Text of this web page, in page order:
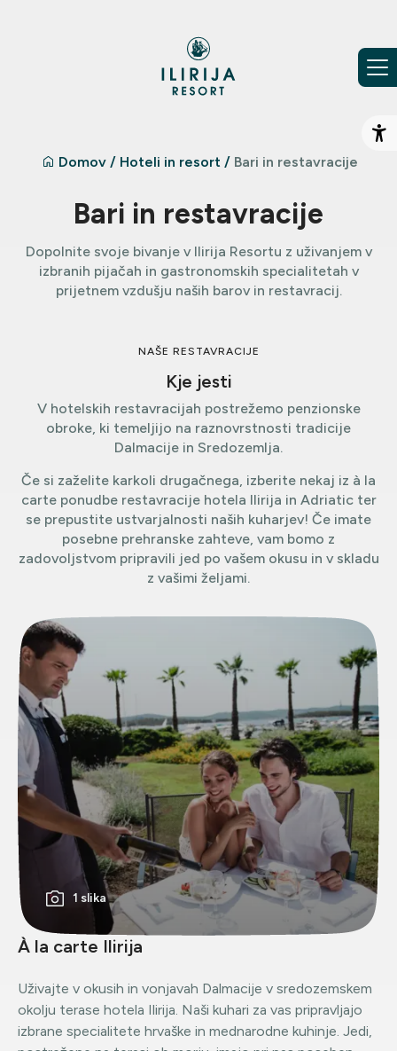
Domov/ Hoteli in resort / Bari in restavracije
Bari in restavracije
Dopolnite svoje bivanje v Ilirija Resortu z uživanjem v
izbranih pijačah in gastronomskih specialitetah v
prijetnem vzdušju naših barov in restavracij.
NAŠE RESTAVRACIJE
Kje jesti
V hotelskih restavracijah postrežemo penzionske
obroke, ki temeljijo na raznovrstnosti tradicije
Dalmacije in Sredozemlja.
Če si zaželite karkoli drugačnega, izberite nekaj iz à la
carte ponudbe restavracije hotela Ilirija in Adriatic ter
se prepustite ustvarjalnosti naših kuharjev! Če imate
posebne prehranske zahteve, vam bomo z
zadovoljstvom pripravili jed po vašem okusu in v skladu
z vašimi željami.
1 slika
À la carte Ilirija
Uživajte v okusih in vonjavah Dalmacije v sredozemskem
okolju terase hotela Ilirija. Naši kuhari za vas pripravljajo
izbrane specialitete hrvaške in mednarodne kuhinje. Jedi,